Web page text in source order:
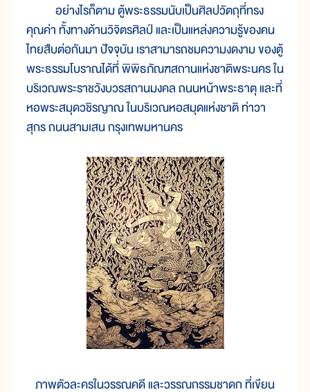
อย่างไรก็ตาม ตู้พระธรรมนับเป็นศิลปวัตถุที่ทรง
คุณค่า ทั้งทางด้านวิจิตรศิลป์ และเป็นแหล่งความรู้ของคน
ไทยสืบต่อกันมา ปัจจุบัน เราสามารถชมความงดงาม ของตู้
พระธรรมโบราณได้ที่ พิพิธภัณฑสถานแห่งชาติพระนคร ใน
บริเวณพระราชวังบวรสถานมงคล ถนนหน้าพระธาตุ และที่
หอพระสมุดวชิรญาณ ในบริเวณหอสมุดแห่งชาติ ท่าวา
สุกร ถนนสามเสน กรุงเทพมหานคร
ภาพตัวละครในวรรณคดี และวรรณกรรมชาดก ที่เขียน